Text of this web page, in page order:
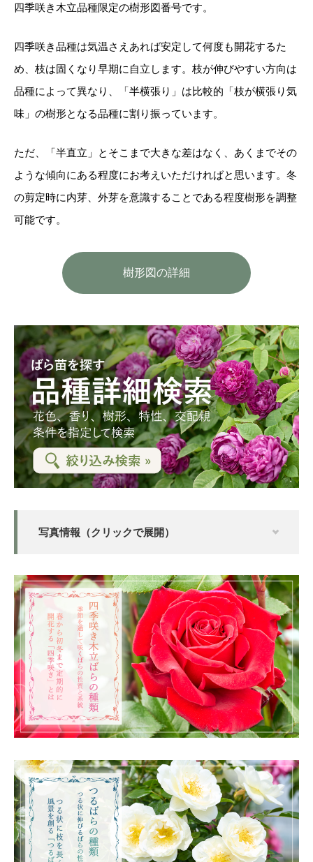
四季咲き木立品種限定の樹形図番号です。
四季咲き品種は気温さえあれば安定して何度も開花するた
め、枝は固くなり早期に自立します。枝が伸びやすい方向は
品種によって異なり、「半横張り」は比較的「枝が横張り気
味」の樹形となる品種に割り振っています。
ただ、「半直立」とそこまで大きな差はなく、あくまでその
ような傾向にある程度にお考えいただければと思います。冬
の剪定時に内芽、外芽を意識することである程度樹形を調整
可能です。
樹形図の詳細
写真情報（クリックで展開）